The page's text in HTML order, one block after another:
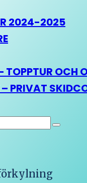
2024-2025
TOPPTUR OCH
– PRIVAT